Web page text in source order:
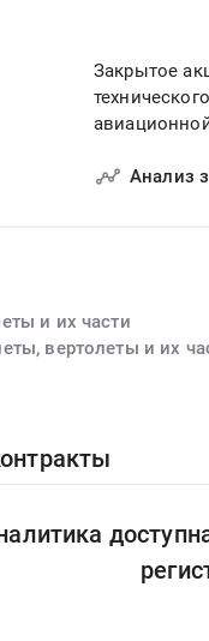
Закрытое
Анализ
и их части
вертолеты и их